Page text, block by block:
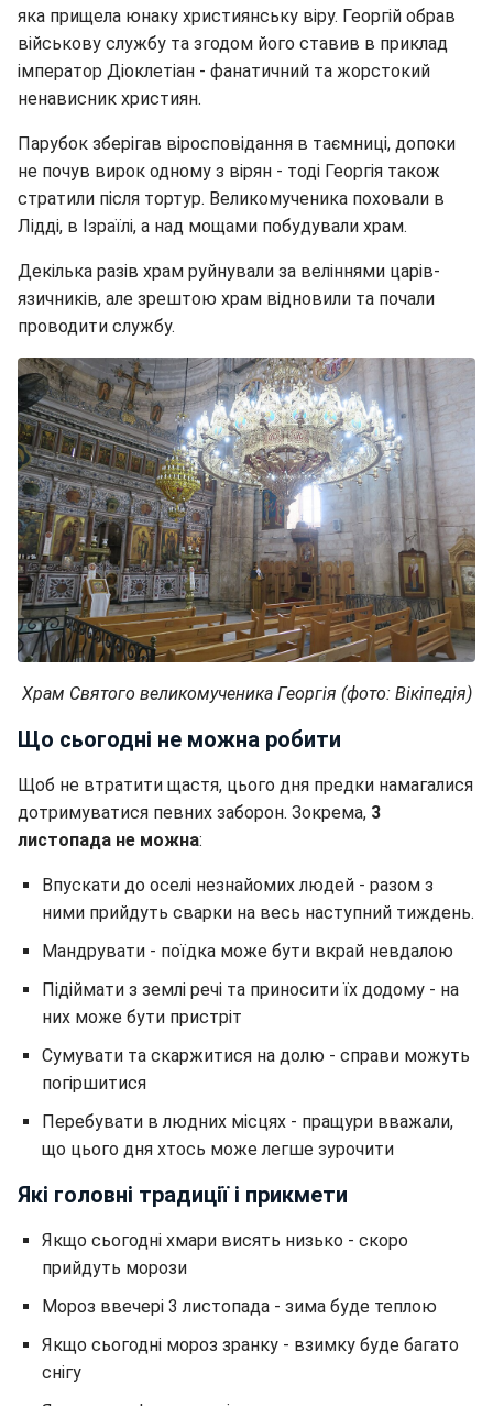
яка прищела юнаку християнську віру. Георгій обрав
військову службу та згодом його ставив в приклад
імператор Діоклетіан - фанатичний та жорстокий
ненависник християн.
Парубок зберігав віросповідання в таємниці, допоки
не почув вирок одному з вірян - тоді Георгія також
стратили після тортур. Великомученика поховали в
Лідді, в Ізраїлі, а над мощами побудували храм.
Декілька разів храм руйнували за веліннями царів-
язичників, але зрештою храм відновили та почали
проводити службу.
Храм Святого великомученика Георгія (фото: Вікіпедія)
Що сьогодні не можна робити
Щоб не втратити щастя, цього дня предки намагалися
дотримуватися певних заборон. Зокрема, 3
листопада не можна:
Впускати до оселі незнайомих людей - разом з
ними прийдуть сварки на весь наступний тиждень.
Мандрувати - поїдка може бути вкрай невдалою
Підіймати з землі речі та приносити їх додому - на
них може бути пристріт
Сумувати та скаржитися на долю - справи можуть
погіршитися
Перебувати в людних місцях - пращури вважали,
що цього дня хтось може легше зурочити
Які головні традиції і прикмети
Якщо сьогодні хмари висять низько - скоро
прийдуть морози
Мороз ввечері 3 листопада - зима буде теплою
Якщо сьогодні мороз зранку - взимку буде багато
снігу